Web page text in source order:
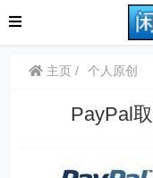
主页 个人原创
PayPal